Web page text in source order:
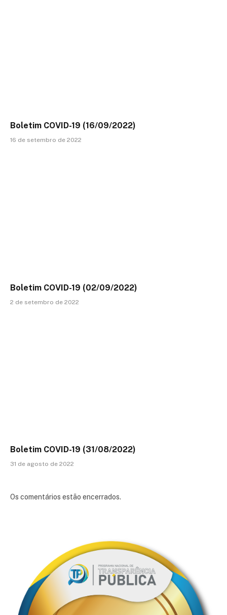
Boletim COVID-19 (16/09/2022)
16 de setembro de 2022
Boletim COVID-19 (02/09/2022)
2 de setembro de 2022
Boletim COVID-19 (31/08/2022)
31 de agosto de 2022
Os comentários estão encerrados.